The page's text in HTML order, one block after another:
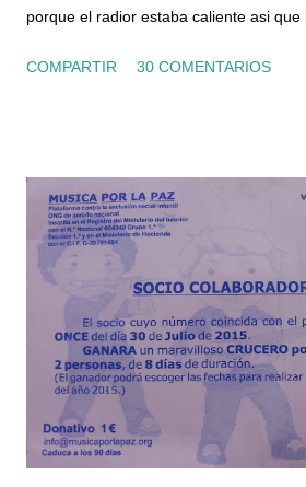
porque el radior estaba caliente asi
luz era correcto. Le he dado al botón
entrada del circuito de agua sanitaria,
ha echarle un ojo. Por supuesto lo he
corriente, he cortado el gas y la llave
caldera, que es el segundo tubo de la
color azul). También he abierto un
baño, por el cual no salía nada ya que
entrada de agua en la caldera. Para
primero hay q...
COMPARTIR 30 COMENTARIOS